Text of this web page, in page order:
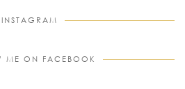
INSTAGRAM
ME ON FACEBOOK